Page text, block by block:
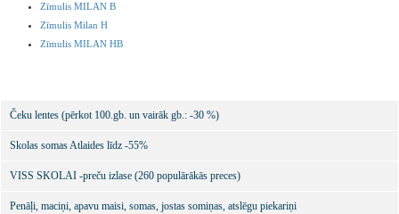
Zīmulis MILAN B
Zīmulis Milan H
Zīmulis MILAN HB
Čeku lentes (pērkot 100.gb. un vairāk gb.: -30 %)
Skolas somas Atlaides līdz -55%
VISS SKOLAI -preču izlase (260 populārākās preces)
Penāļi, maciņi, apavu maisi, somas, jostas somiņas, atslēgu piekariņi